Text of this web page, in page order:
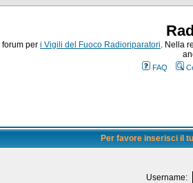
Il forum per i Vigili del Fuoco Radioriparatori. Nella
FAQ
Per favore inserisci il
Username: